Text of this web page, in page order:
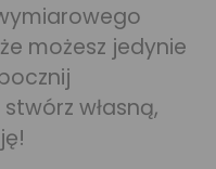
możesz jedynie
własną,